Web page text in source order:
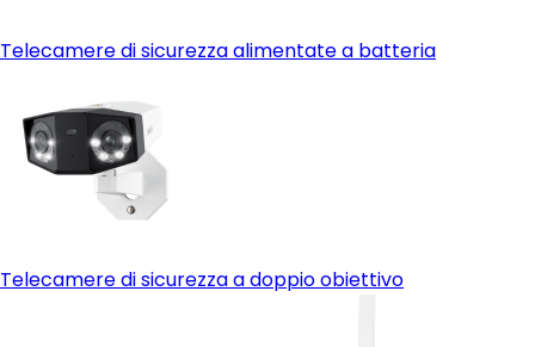
Telecamere di sicurezza alimentate a batteria
Telecamere di sicurezza a doppio obiettivo